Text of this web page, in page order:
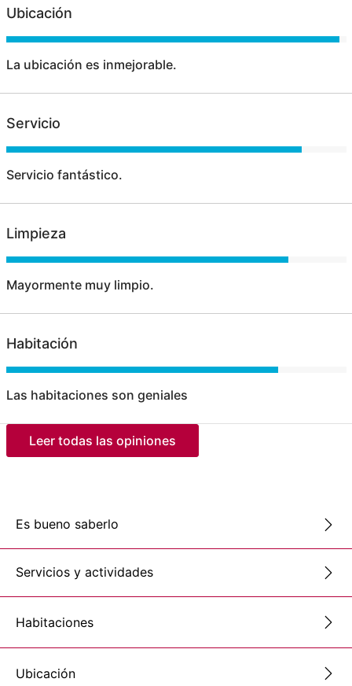
Ubicación
La ubicación es inmejorable.
Servicio
Servicio fantástico.
Limpieza
Mayormente muy limpio.
Habitación
Las habitaciones son geniales
Leer todas las opiniones
Es bueno saberlo
Servicios y actividades
Habitaciones
Ubicación